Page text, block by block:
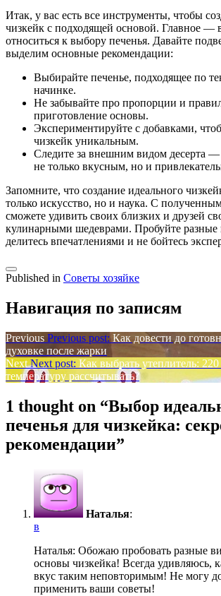
Итак, у вас есть все инструменты, чтобы
чизкейк с подходящей основой. Главное —
относиться к выбору печенья. Давайте
выделим основные рекомендации:
Выбирайте печенье, подходящее по
начинке.
Не забывайте про пропорции и
приготовление основы.
Экспериментируйте с добавками,
чизкейк уникальным.
Следите за внешним видом десерта
не только вкусным, но и
Запомните, что создание идеального
только искусство, но и наука. С
сможете удивить своих близких и друзей
кулинарными шедеврами. Пробуйте разные
делитесь впечатлениями и не бойтесь
Published in Советы хозяйке
Навигация по записям
Previous Previous post: Как довести до
духовке после жарки
Next Next post: Как выбрать утеплитель:
температуру рассчитывать?
1 thought on “Выбор
печенья для чизкейка:
рекомендации”
Наталья:
в
Наталья: Обожаю пробовать разные
основы чизкейка! Всегда удивляюсь,
вкус таким неповторимым! Не могу
применить ваши советы!